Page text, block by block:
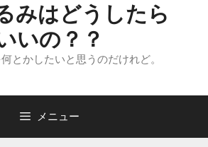
みはどうしたら
いの？？
とかしたいと思うのだけれど。
メニュー